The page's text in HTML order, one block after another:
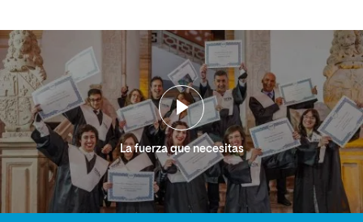
La fuerza que necesitas